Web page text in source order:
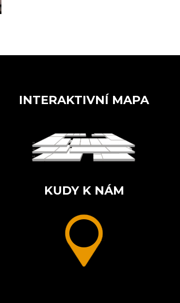
INTERAKTIVNÍ MAPA
KUDY K NÁM